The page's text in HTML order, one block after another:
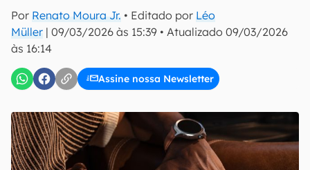
Por Renato Moura Jr. • Editado por Léo
Müller | 09/03/2026 às 15:39 • Atualizado 09/03/2026
às 16:14
Assine nossa Newsletter
inscreva-se
Uso e Política de Privacidade do Canaltech.